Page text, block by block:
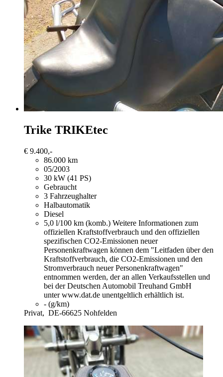
Trike TRIKEtec
€ 9.400,-
86.000 km
05/2003
30 kW (41 PS)
Gebraucht
3 Fahrzeughalter
Halbautomatik
Diesel
5,0 l/100 km (komb.) Weitere Informationen zum
offiziellen Kraftstoffverbrauch und den offiziellen
spezifischen CO2-Emissionen neuer
Personenkraftwagen können dem "Leitfaden über den
Kraftstoffverbrauch, die CO2-Emissionen und den
Stromverbrauch neuer Personenkraftwagen"
entnommen werden, der an allen Verkaufsstellen und
bei der Deutschen Automobil Treuhand GmbH
unter www.dat.de unentgeltlich erhältlich ist.
- (g/km)
Privat, DE-66625 Nohfelden